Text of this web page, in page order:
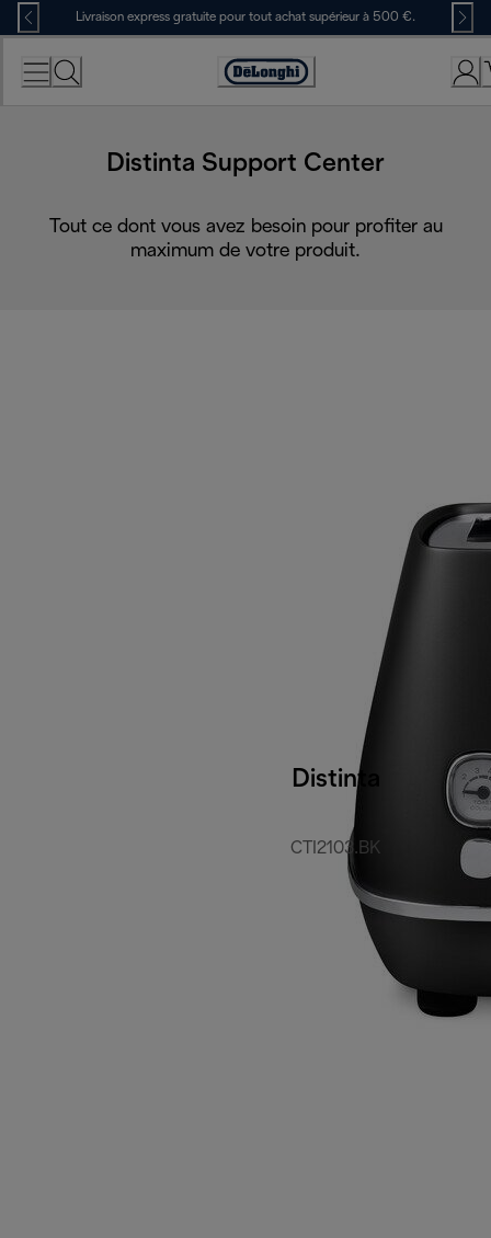
Skip
to
Content
Livraison express gratuite pour tout achat supérieur à 500 €.
Déclaration
Distinta Support Center
Tout ce dont vous avez besoin pour profiter au
maximum de votre produit.
Distinta
CTI2103.BK